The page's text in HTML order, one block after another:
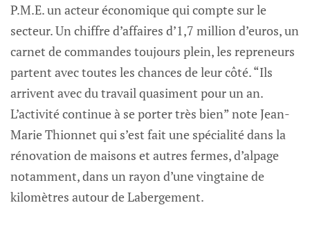
P.M.E. un acteur économique qui compte sur le
secteur. Un chiffre d’affaires d’1,7 million d’euros, un
carnet de commandes toujours plein, les repreneurs
partent avec toutes les chances de leur côté. “Ils
arrivent avec du travail quasiment pour un an.
L’activité continue à se porter très bien” note Jean-
Marie Thionnet qui s’est fait une spécialité dans la
rénovation de maisons et autres fermes, d’alpage
notamment, dans un rayon d’une vingtaine de
kilomètres autour de Labergement.